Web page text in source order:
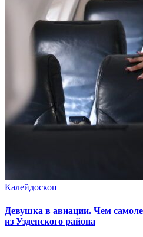
Калейдоскоп
Девушка в авиации. Чем
из Узденского района